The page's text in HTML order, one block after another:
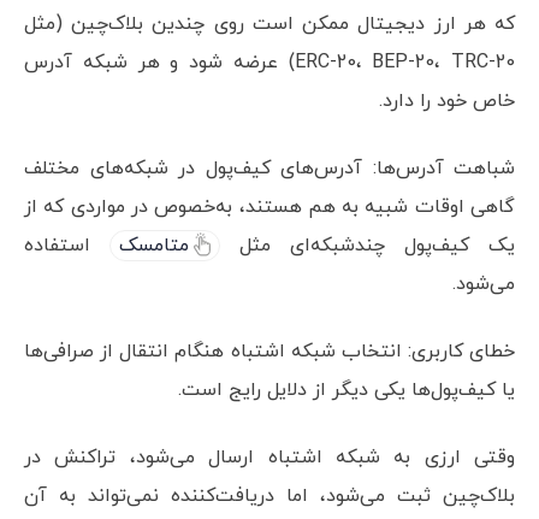
که هر ارز دیجیتال ممکن است روی چندین بلاک‌چین (مثل
ERC-20، BEP-20، TRC-20) عرضه شود و هر شبکه آدرس
خاص خود را دارد.
شباهت آدرس‌ها: آدرس‌های کیف‌پول در شبکه‌های مختلف
گاهی اوقات شبیه به هم هستند، به‌خصوص در مواردی که از
یک کیف‌پول چندشبکه‌ای مثل
متامسک
استفاده
می‌شود.
خطای کاربری: انتخاب شبکه اشتباه هنگام انتقال از صرافی‌ها
یا کیف‌پول‌ها یکی دیگر از دلایل رایج است.
وقتی ارزی به شبکه اشتباه ارسال می‌شود، تراکنش در
بلاک‌چین ثبت می‌شود، اما دریافت‌کننده نمی‌تواند به آن